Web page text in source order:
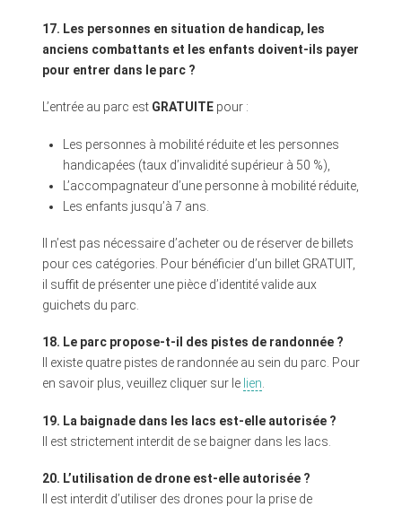
17. Les personnes en situation de handicap, les
anciens combattants et les enfants doivent-ils payer
pour entrer dans le parc ?
L’entrée au parc est GRATUITEpour :
Les personnes à mobilité réduite et les personnes
handicapées (taux d’invalidité supérieur à 50 %),
L’accompagnateur d’une personne à mobilité réduite,
Les enfants jusqu’à 7 ans.
Il n’est pas nécessaire d’acheter ou de réserver de billets
pour ces catégories. Pour bénéficier d’un billet GRATUIT,
il suffit de présenter une pièce d’identité valide aux
guichets du parc.
18. Le parc propose-t-il des pistes de randonnée ?
Il existe quatre pistes de randonnée au sein du parc. Pour
en savoir plus, veuillez cliquer sur le lien.
19. La baignade dans les lacs est-elle autorisée ?
Il est strictement interdit de se baigner dans les lacs.
20. L’utilisation de drone est-elle autorisée ?
Il est interdit d’utiliser des drones pour la prise de